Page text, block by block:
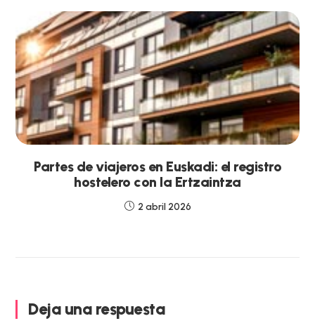
Partes de viajeros en Euskadi: el registro
hostelero con la Ertzaintza
2 abril 2026
Deja una respuesta